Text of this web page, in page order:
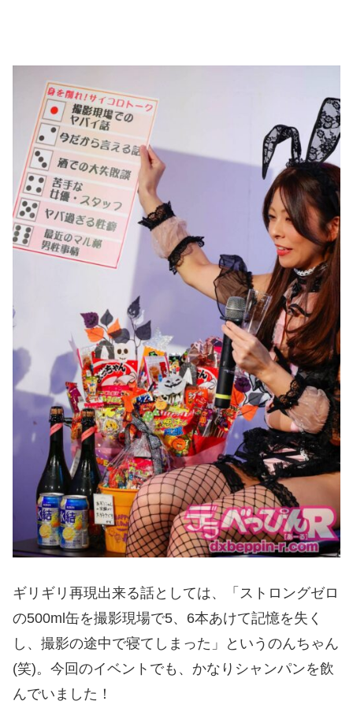
ギリギリ再現出来る話としては、「ストロングゼロ
の500ml缶を撮影現場で5、6本あけて記憶を失く
し、撮影の途中で寝てしまった」というのんちゃん
(笑)。今回のイベントでも、かなりシャンパンを飲
んでいました！